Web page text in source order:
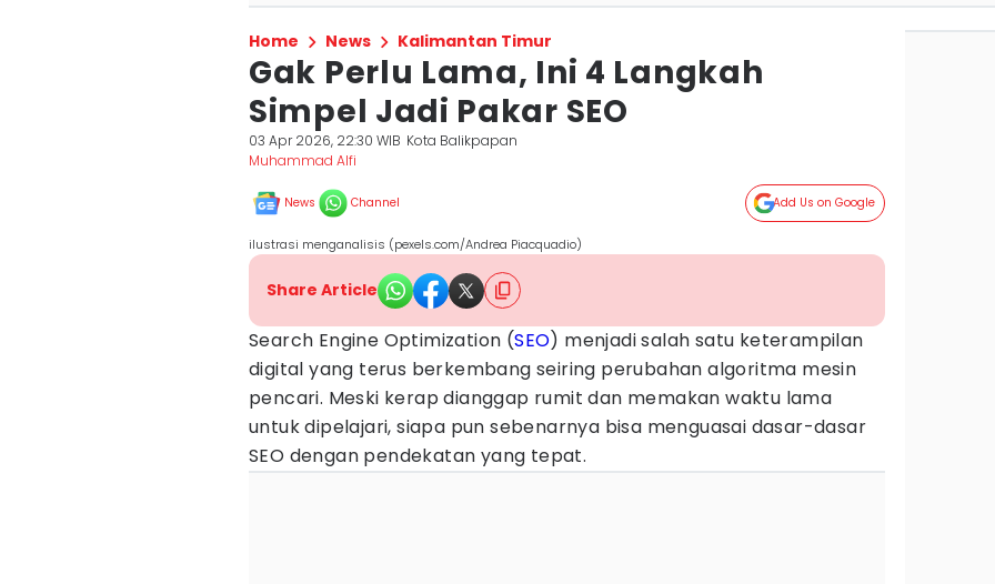
Home News Kalimantan Timur
Gak Perlu Lama, Ini 4 Langkah
Simpel Jadi Pakar SEO
03 Apr 2026, 22:30 WIB Kota Balikpapan
Muhammad Alfi
News Channel Add Us on Google
ilustrasi menganalisis (pexels.com/Andrea Piacquadio)
Share Article
Search Engine Optimization (SEO) menjadi salah satu keterampilan
digital yang terus berkembang seiring perubahan algoritma mesin
pencari. Meski kerap dianggap rumit dan memakan waktu lama
untuk dipelajari, siapa pun sebenarnya bisa menguasai dasar-dasar
SEO dengan pendekatan yang tepat.